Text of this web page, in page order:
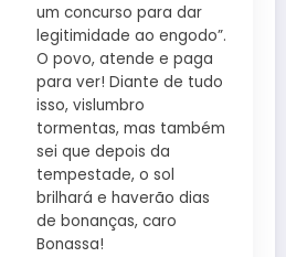
um concurso para dar
legitimidade ao engodo”.
O povo, atende e paga
para ver! Diante de tudo
isso, vislumbro
tormentas, mas também
sei que depois da
tempestade, o sol
brilhará e haverão dias
de bonanças, caro
Bonassa!